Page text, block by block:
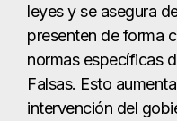
leyes y se asegura
presenten de forma
normas específicas
Falsas. Esto
intervención del